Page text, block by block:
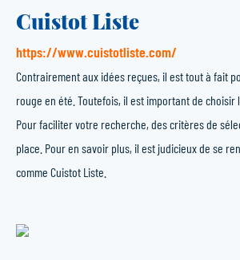
Cuistot Liste
https://www.cuistotliste.com/
Contrairement aux idées reçues, il est tout à fait
rouge en été. Toutefois, il est important de choisir
Pour faciliter votre recherche, des critères de
place. Pour en savoir plus, il est judicieux de se
comme Cuistot Liste.